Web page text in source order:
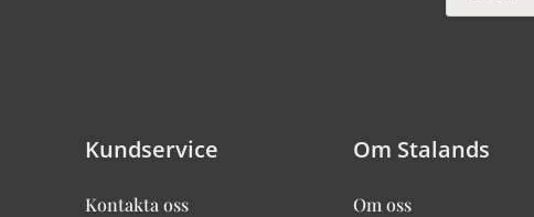
Kundservice
Kontakta oss
Om Stalands
Om oss